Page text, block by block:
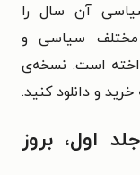
آن سال را
مختلف سیاسی و
است. نسخه‌ی
و دانلود کنید.
اول، بروز